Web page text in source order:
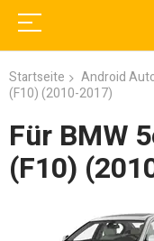
Startseite Android
(F10) (2010-2017)
Für BMW
(F10)